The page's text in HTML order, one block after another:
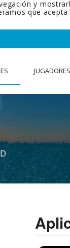
y
que acepta
JUGADORES